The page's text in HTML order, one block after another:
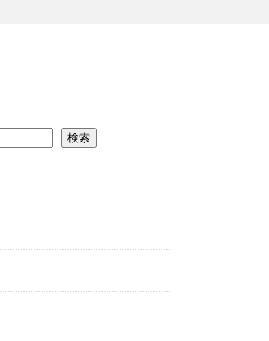
検索